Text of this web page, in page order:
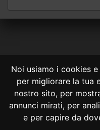
Noi usiamo i cookies
per migliorare la tua
nostro sito, per
annunci mirati, per
e per capire da
CONSULTA
Consulta OnLine non ha
le